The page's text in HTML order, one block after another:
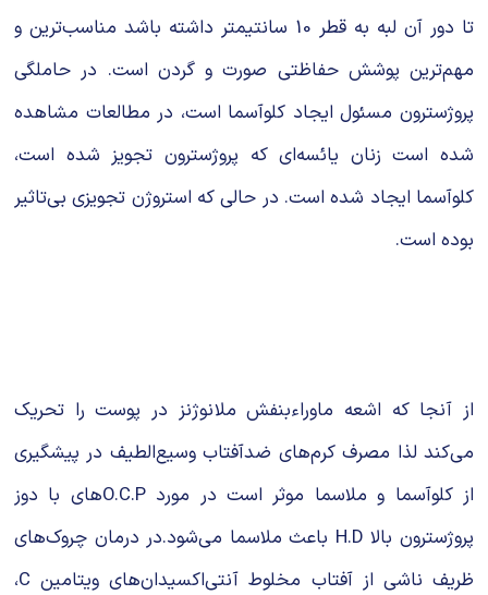
تا دور آن لبه به قطر 10 سانتیمتر داشته باشد مناسب‌ترین و
مهم‌ترین پوشش حفاظتی صورت و گردن است. در حاملگی
پروژسترون مسئول ایجاد کلوآسما است، در مطالعات مشاهده
شده است زنان یائسه‌ای که پروژسترون تجویز شده است،
کلوآسما ایجاد شده است. در حالی که استروژن تجویزی بی‌تاثیر
بوده است.
از آنجا که اشعه ماوراءبنفش ملانوژنز در پوست را تحریک
می‌کند لذا مصرف کرم‌های ضدآفتاب وسیع‌الطیف در پیشگیری
از کلوآسما و ملاسما موثر است در مورد O.C.Pهای با دوز
پروژسترون بالا H.D باعث ملاسما می‌شود.در درمان چروک‌های
ظریف ناشی از آفتاب مخلوط آنتی‌اکسیدان‌های ویتامین C،